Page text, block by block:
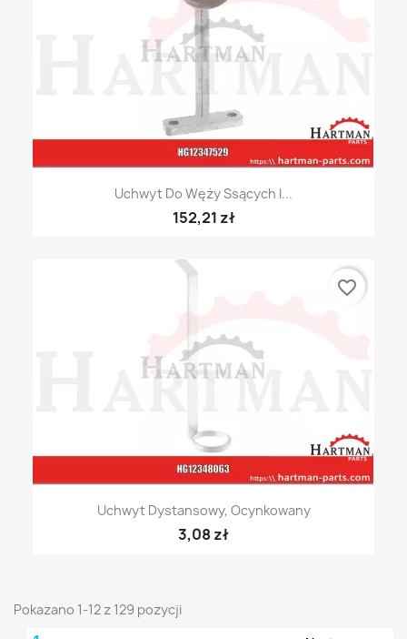
Uchwyt Do Węży Ssących I...
152,21 zł
Uchwyt Dystansowy, Ocynkowany
3,08 zł
favorite_border
Pokazano 1-12 z 129 pozycji